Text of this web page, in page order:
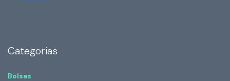
Categorias
Bolsas